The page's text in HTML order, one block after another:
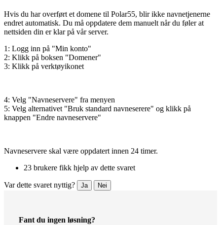
Hvis du har overført et domene til Polar55, blir ikke navnetjenerne
endret automatisk. Du må oppdatere dem manuelt når du føler at
nettsiden din er klar på vår server.
1: Logg inn på "Min konto"
2: Klikk på boksen "Domener"
3: Klikk på verktøyikonet
4: Velg "Navneservere" fra menyen
5: Velg alternativet "Bruk standard navneserere" og klikk på
knappen "Endre navneservere"
Navneservere skal være oppdatert innen 24 timer.
23 brukere fikk hjelp av dette svaret
Var dette svaret nyttig? Ja Nei
Fant du ingen løsning?